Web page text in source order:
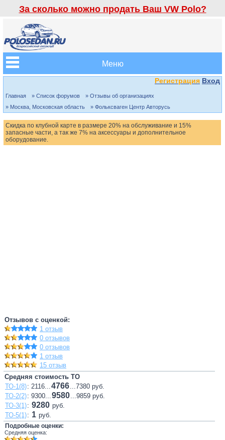
За сколько можно продать Ваш VW Polo?
Меню
Регистрация Вход
Главная » Список форумов
» Отзывы об организациях
» Москва, Московская область
» Фольксваген Центр Авторусь
Скидка по клубной карте в размере 20% на обслуживание и 15%
запасные части, а так же 7% на аксессуары и дополнительное
оборудование.
Отзывов с оценкой:
1 отзыв
0 отзывов
0 отзывов
1 отзыв
15 отзыв
Средняя стоимость ТО
ТО-1(8): 2116...4766...7380 руб.
ТО-2(2): 9300...9580...9859 руб.
ТО-3(1): 9280 руб.
ТО-5(1): 1 руб.
Подробные оценки:
Средняя оценка: